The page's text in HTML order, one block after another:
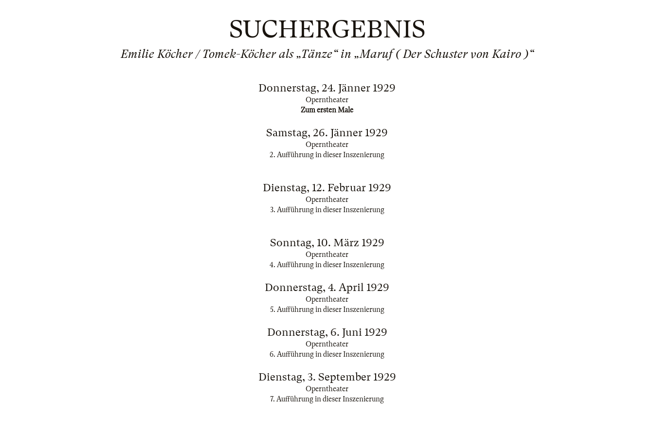
SUCHERGEBNIS
Emilie Köcher / Tomek-Köcher als „Tänze“ in „Maruf ( Der Schuster von Kairo )“
Donnerstag, 24. Jänner 1929
Operntheater
Zum ersten Male
Samstag, 26. Jänner 1929
Operntheater
2. Aufführung in dieser Inszenierung
Dienstag, 12. Februar 1929
Operntheater
3. Aufführung in dieser Inszenierung
Sonntag, 10. März 1929
Operntheater
4. Aufführung in dieser Inszenierung
Donnerstag, 4. April 1929
Operntheater
5. Aufführung in dieser Inszenierung
Donnerstag, 6. Juni 1929
Operntheater
6. Aufführung in dieser Inszenierung
Dienstag, 3. September 1929
Operntheater
7. Aufführung in dieser Inszenierung